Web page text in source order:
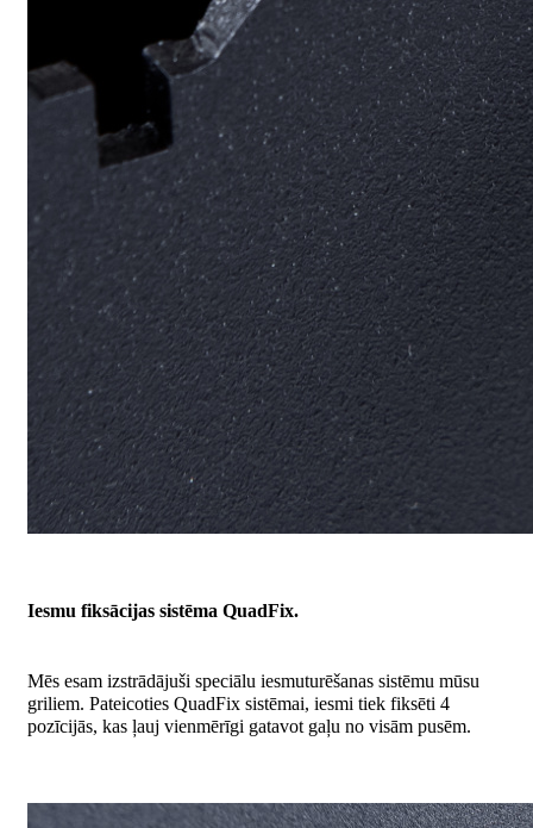
Iesmu fiksācijas sistēma QuadFix.
Mēs esam izstrādājuši speciālu iesmuturēšanas sistēmu mūsu
griliem. Pateicoties QuadFix sistēmai, iesmi tiek fiksēti 4
pozīcijās, kas ļauj vienmērīgi gatavot gaļu no visām pusēm.